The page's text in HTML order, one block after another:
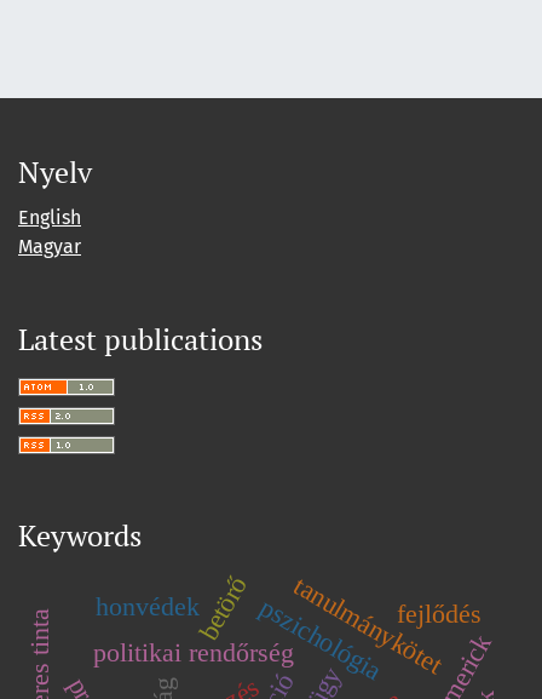
Nyelv
English
Magyar
Latest publications
Keywords
politikai rendőrségpszichológia
tanulmánykötetlimerick
betörő
honvédek fejlődés